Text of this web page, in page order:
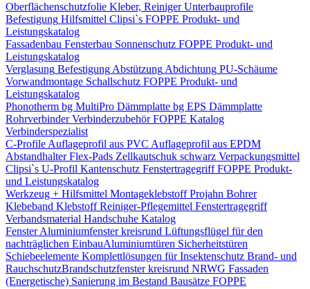
Oberflächenschutzfolie Kleber, Reiniger Unterbauprofile
Befestigung Hilfsmittel Clipsi`s FOPPE Produkt- und
Leistungskatalog
Fassadenbau Fensterbau Sonnenschutz FOPPE Produkt- und
Leistungskatalog
Verglasung Befestigung Abstützung Abdichtung PU-Schäume
Vorwandmontage Schallschutz FOPPE Produkt- und
Leistungskatalog
Phonotherm bg MultiPro Dämmplatte bg EPS Dämmplatte
Rohrverbinder Verbinderzubehör FOPPE Katalog
Verbinderspezialist
C-Profile Auflageprofil aus PVC Auflageprofil aus EPDM
Abstandhalter Flex-Pads Zellkautschuk schwarz Verpackungsmittel
Clipsi`s U-Profil Kantenschutz Fenstertragegriff FOPPE Produkt-
und Leistungskatalog
Werkzeug + Hilfsmittel Montageklebstoff Projahn Bohrer
Klebeband Klebstoff Reiniger-Pflegemittel Fenstertragegriff
Verbandsmaterial Handschuhe Katalog
Fenster Aluminiumfenster kreisrund Lüftungsflügel für den
nachträglichen Einbau​Aluminiumtüren Sicherheitstüren
Schiebeelemente Komplettlösungen für Insektenschutz Brand- und
Rauchschutz​Brandschutzfenster kreisrund NRWG Fassaden
(Energetische) Sanierung im Bestand Bausätze FOPPE